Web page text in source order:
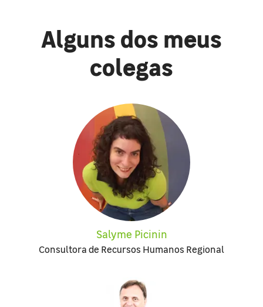
Alguns dos meus
colegas
Salyme Picinin
Consultora de Recursos Humanos Regional